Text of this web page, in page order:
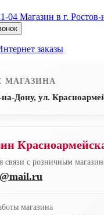
04 Магазин в г.
заказы
МАГАЗИНА
на-Дону, ул.
связи с розничным
магазина